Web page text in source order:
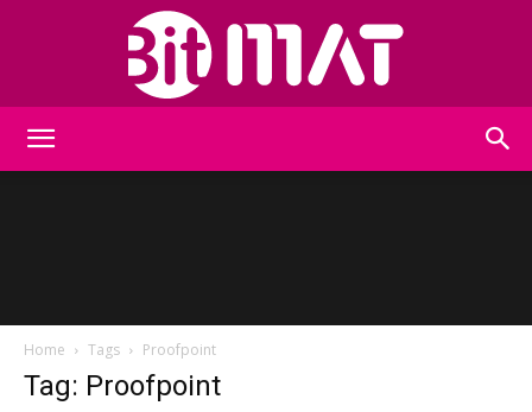
Home Tags Proofpoint
Tag: Proofpoint